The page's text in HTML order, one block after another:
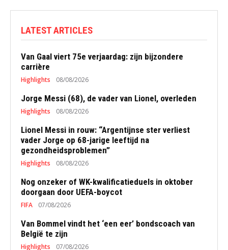
LATEST ARTICLES
Van Gaal viert 75e verjaardag: zijn bijzondere
carrière
Highlights 08/08/2026
Jorge Messi (68), de vader van Lionel, overleden
Highlights 08/08/2026
Lionel Messi in rouw: “Argentijnse ster verliest
vader Jorge op 68-jarige leeftijd na
gezondheidsproblemen”
Highlights 08/08/2026
Nog onzeker of WK-kwalificatieduels in oktober
doorgaan door UEFA-boycot
FIFA 07/08/2026
Van Bommel vindt het ‘een eer’ bondscoach van
België te zijn
Highlights 07/08/2026